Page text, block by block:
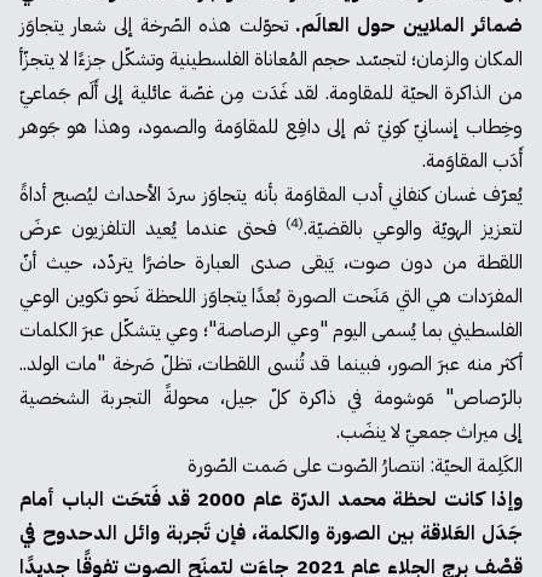
ضمائر الملايين حول العالَم. تحوّلت هذه الصّرخة إلى شعار يتجاوَز
المكان والزمان؛ لتجسّد حجم المُعاناة الفلسطينية وتشكّل جزءًا لا يتجزّأ
من الذاكرة الحيّة للمقاومة. لقد غَدَت مِن غصّة عائلية إلى أَلَم جَماعيّ
وخِطاب إنسانيّ كونيّ ثم إلى دافِع للمقاوَمة والصمود، وهذا هو جَوهر
أَدَب المقاوَمة.
يُعرّف غسان كنفاني أدب المقاوَمة بأنه يتجاوَز سردَ الأحداث ليُصبح أداةً
لتعزيز الهويّة والوعي بالقضيّة.(4)
فحتى عندما يُعيد التلفزيون عرضَ
اللقطة من دون صوت، يَبقى صدى العبارة حاضرًا يتردّد، حيث أنّ
المفرَدات هي التي مَنَحت الصورة بُعدًا يتجاوَز اللحظة نَحو تكوين الوعي
الفلسطيني بما يُسمى اليوم "وعي الرصاصة"؛ وعي يتشكّل عبرَ الكلمات
أكثر منه عبرَ الصور، فبينما قد تُنسى اللقطات، تظلّ صَرخة "مات الولد..
بالرّصاص" مَوشومة في ذاكرة كلّ جيل، محولةً التجربة الشخصية
إلى ميراث جمعيّ لا ينضَب.
الكَلِمة الحيّة: انتصارُ الصّوت على صَمت الصّورة
وإذا كانت لحظة محمد الدرّة عام 2000 قد فَتحَت الباب أمام
جَدَل العَلاقة بين الصورة والكلمة، فإن تَجربة وائل الدحدوح في
قصْف برج الجلاء عام 2021 جاءَت لتمنَح الصوت تفوقًا جديدًا